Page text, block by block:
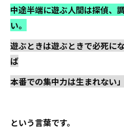
中途半端に遊ぶ人間は探偵、
い。
遊ぶときは遊ぶときで必死に
ば
本番での集中力は生まれない」
という言葉です。